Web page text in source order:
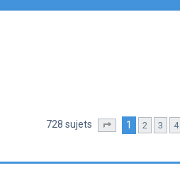
728 sujets Page sur 30
1 2 3 4